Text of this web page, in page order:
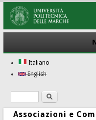
Italiano
English
Form di ricerca
Ricerca
Associazioni e